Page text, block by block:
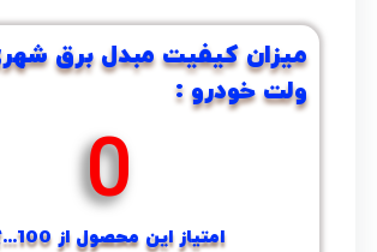
ولت خودرو :
امتیاز این محصول از 100...؟
0